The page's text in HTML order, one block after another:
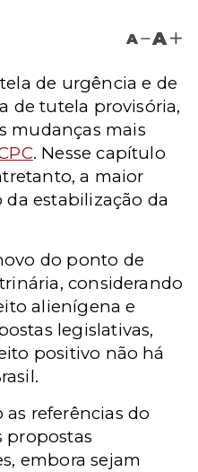
A A
de urgência e de
de tutela provisória,
mudanças mais
. Nesse capítulo
a maior
estabilização da
do ponto de
considerando
alienígena e
legislativas,
positivo não há
referências do
propostas
embora sejam